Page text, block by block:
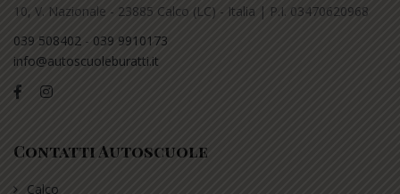
10, V. Nazionale - 23885 Calco (LC) - Italia | P.I. 03470620968
039 508402 - 039 9910173
info@autoscuoleburatti.it
Contatti Autoscuole
Calco